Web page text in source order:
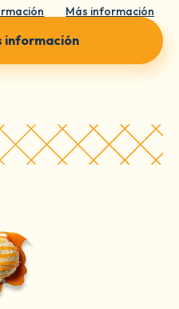
Más información
información